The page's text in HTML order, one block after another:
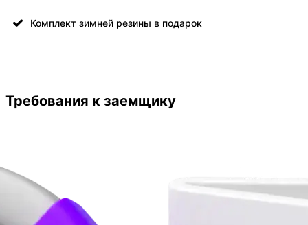
Комплект зимней резины в подарок
Требования к заемщику